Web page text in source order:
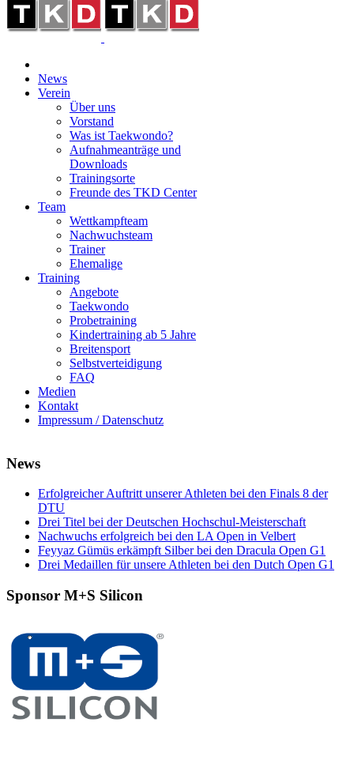
News
Verein
Über uns
Vorstand
Was ist Taekwondo?
Aufnahmeanträge und
Downloads
Trainingsorte
Freunde des TKD Center
Team
Wettkampfteam
Nachwuchsteam
Trainer
Ehemalige
Training
Angebote
Taekwondo
Probetraining
Kindertraining ab 5 Jahre
Breitensport
Selbstverteidigung
FAQ
Medien
Kontakt
Impressum / Datenschutz
News
Erfolgreicher Auftritt unserer Athleten bei den Finals 8 der
DTU
Drei Titel bei der Deutschen Hochschul-Meisterschaft
Nachwuchs erfolgreich bei den LA Open in Velbert
Feyyaz Gümüs erkämpft Silber bei den Dracula Open G1
Drei Medaillen für unsere Athleten bei den Dutch Open G1
Sponsor M+S Silicon